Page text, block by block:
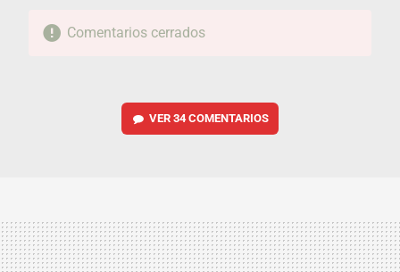
Comentarios cerrados
VER 34 COMENTARIOS